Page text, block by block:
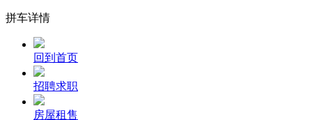
拼车详情
回到首页
招聘求职
房屋租售